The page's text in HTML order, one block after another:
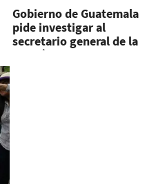
Gobierno de Guatemala
pide investigar al
secretario general de la
fiscalía